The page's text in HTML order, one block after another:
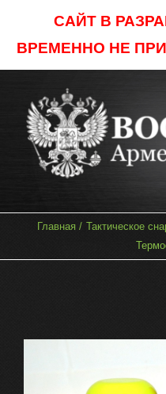
САЙТ В
ВРЕМЕННО НЕ
content
Главная Тактическое